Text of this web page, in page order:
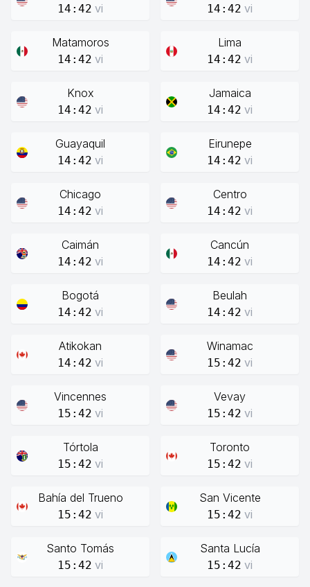
14:42 vi 14:42 vi
Matamoros
14:42 vi
Lima
14:42 vi
Knox
14:42 vi
Jamaica
14:42 vi
Guayaquil
14:42 vi
Eirunepe
14:42 vi
Chicago
14:42 vi
Centro
14:42 vi
Caimán
14:42 vi
Cancún
14:42 vi
Bogotá
14:42 vi
Beulah
14:42 vi
Atikokan
14:42 vi
Winamac
15:42 vi
Vincennes
15:42 vi
Vevay
15:42 vi
Tórtola
15:42 vi
Toronto
15:42 vi
Bahía del Trueno
15:42 vi
San Vicente
15:42 vi
Santo Tomás
15:42 vi
Santa Lucía
15:42 vi